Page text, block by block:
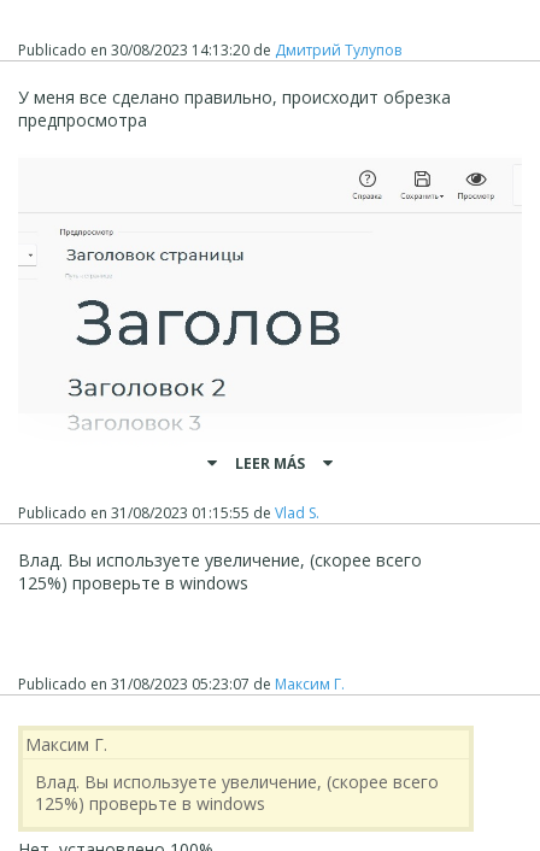
Publicado en 30/08/2023 14:13:20 de Дмитрий Тулупов
У меня все сделано правильно, происходит обрезка
предпросмотра
LEER MÁS
Publicado en 31/08/2023 01:15:55 de Vlad S.
Влад. Вы используете увеличение, (скорее всего
125%) проверьте в windows
Publicado en 31/08/2023 05:23:07 de Максим Г.
Максим Г.
Влад. Вы используете увеличение, (скорее всего
125%) проверьте в windows